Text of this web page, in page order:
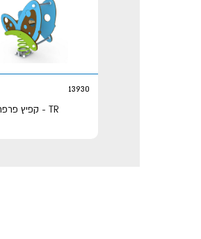
13930
TR - קפיץ פרפר